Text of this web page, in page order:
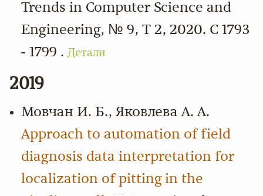
Trends in Computer Science and
Engineering, № 9, Т 2, 2020. С 1793
- 1799 . Детали
2019
Мовчан И. Б., Яковлева А. А.
Approach to automation of field
diagnosis data interpretation for
localization of pitting in the